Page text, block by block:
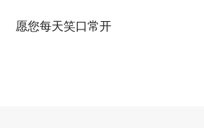
愿您每天笑口常开